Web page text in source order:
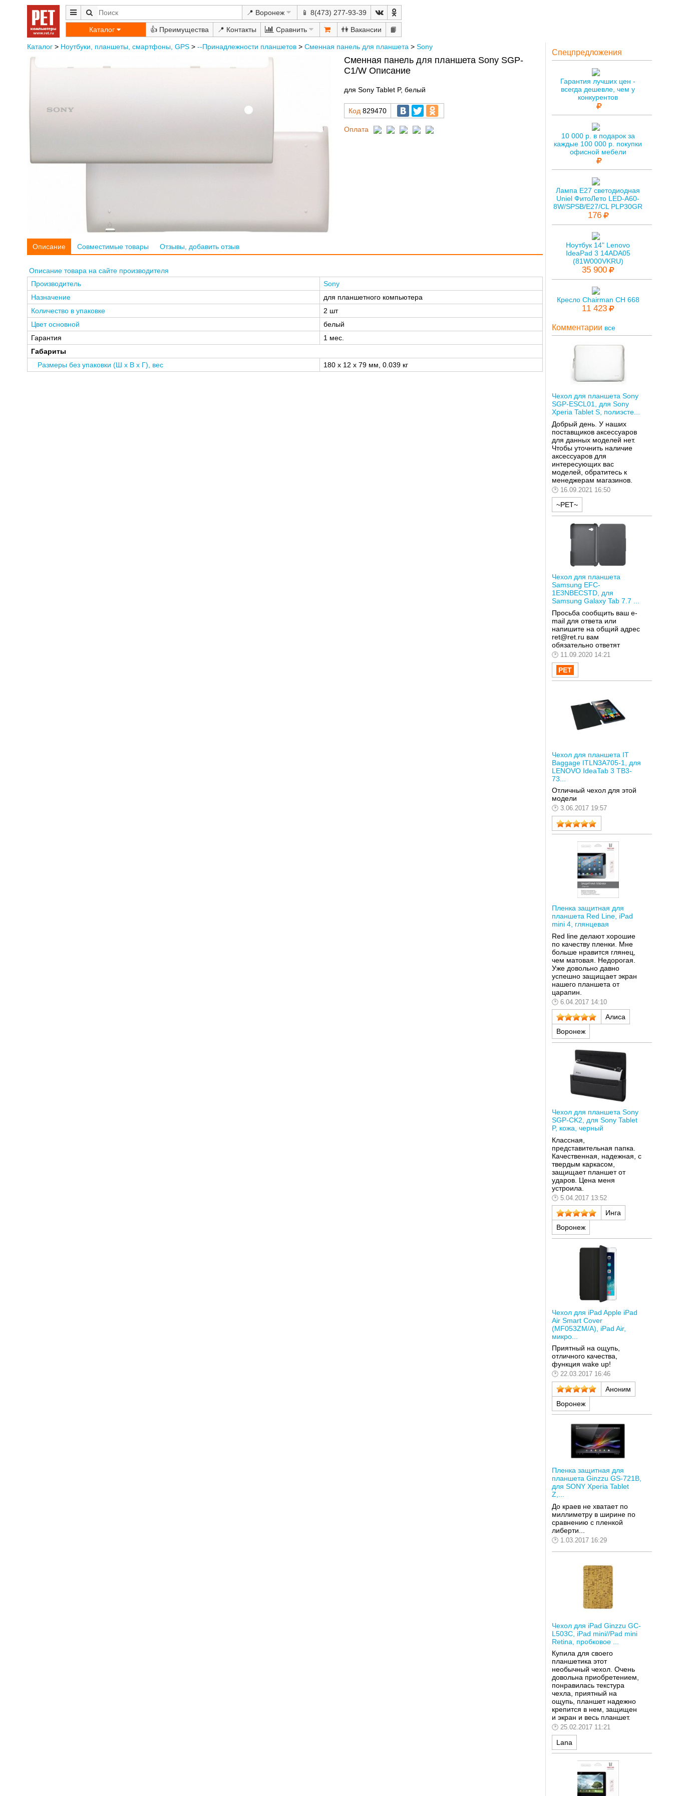
📍 Воронеж 📱 8(473) 277-93-39
Каталог 👍 📍 Сравнить 👫 📙
Каталог> Ноутбуки, планшеты, смартфоны, GPS> --Принадлежности планшетов> Сменная панель для планшета > Sony
Сменная панель для планшета Sony SGP-
C1/W Описание
для Sony Tablet P, белый
Код 829470
Оплата
Описание Совместимые товары Отзывы, добавить отзыв
Описание товара на сайте производителя
Производитель
Sony
Назначение
для планшетного компьютера
Количество в упаковке
2 шт
Цвет основной
белый
Гарантия
1 мес.
Габариты
Размеры без упаковки (Ш x В x Г), вес
180 x 12 x 79 мм, 0.039 кг
Спецпредложения
Гарантия лучших цен -
всегда дешевле, чем у
конкурентов
10 000 р. в подарок за
каждые 100 000 р. покупки
офисной мебели
Лампа E27 светодиодная
Uniel ФитоЛето LED-A60-
8W/SPSB/E27/CL PLP30GR
176
Ноутбук 14" Lenovo
IdeaPad 3 14ADA05
(81W000VKRU)
35 900
Кресло Chairman CH 668
11 423
Комментарии все
Чехол для планшета Sony
SGP-ESCL01, для Sony
Xperia Tablet S, полиэсте...
Добрый день. У наших
поставщиков аксессуаров
для данных моделей нет.
Чтобы уточнить наличие
аксессуаров для
интересующих вас
моделей, обратитесь к
менеджерам магазинов.
16.09.2021 16:50
~РЕТ~
Чехол для планшета
Samsung EFC-
1E3NBECSTD, для
Samsung Galaxy Tab 7.7 ...
Просьба сообщить ваш e-
mail для ответа или
напишите на общий адрес
ret@ret.ru вам
обязательно ответят
11.09.2020 14:21
Чехол для планшета IT
Baggage ITLN3A705-1, для
LENOVO IdeaTab 3 TB3-
73...
Отличный чехол для этой
модели
3.06.2017 19:57
Пленка защитная для
планшета Red Line, iPad
mini 4, глянцевая
Red line делают хорошие
по качеству пленки. Мне
больше нравится глянец,
чем матовая. Недорогая.
Уже довольно давно
успешно защищает экран
нашего планшета от
царапин.
6.04.2017 14:10
Алиса
Воронеж
Чехол для планшета Sony
SGP-CK2, для Sony Tablet
P, кожа, черный
Классная,
представительная папка.
Качественная, надежная, с
твердым каркасом,
защищает планшет от
ударов. Цена меня
устроила.
5.04.2017 13:52
Инга
Воронеж
Чехол для iPad Apple iPad
Air Smart Cover
(MF053ZM/A), iPad Air,
микро...
Приятный на ощупь,
отличного качества,
функция wake up!
22.03.2017 16:46
Аноним
Воронеж
Пленка защитная для
планшета Ginzzu GS-721B,
для SONY Xperia Tablet
Z,...
До краев не хватает по
миллиметру в ширине по
сравнению с пленкой
либерти...
1.03.2017 16:29
Чехол для iPad Ginzzu GС-
L503C, iPad mini//Pad mini
Retina, пробковое ...
Купила для своего
планшетика этот
необычный чехол. Очень
довольна приобретением,
понравилась текстура
чехла, приятный на
ощупь, планшет надежно
крепится в нем, защищен
и экран и весь планшет.
25.02.2017 11:21
Lana